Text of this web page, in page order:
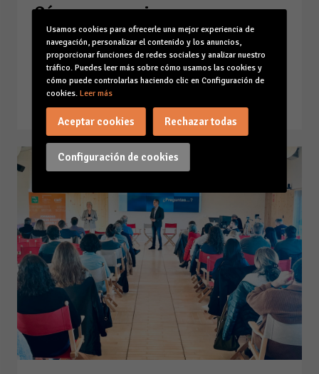
Cómo conseguir una
comunicación de impacto en
seguridad y salud laboral
(Capítulo 4º)
31-01-25
Usamos cookies para ofrecerle una mejor experiencia de
navegación, personalizar el contenido y los anuncios,
proporcionar funciones de redes sociales y analizar nuestro
tráfico. Puedes leer más sobre cómo usamos las cookies y
cómo puede controlarlas haciendo clic en Configuración de
cookies. Leer más
Configuración de cookies
Aceptar cookies Rechazar todas